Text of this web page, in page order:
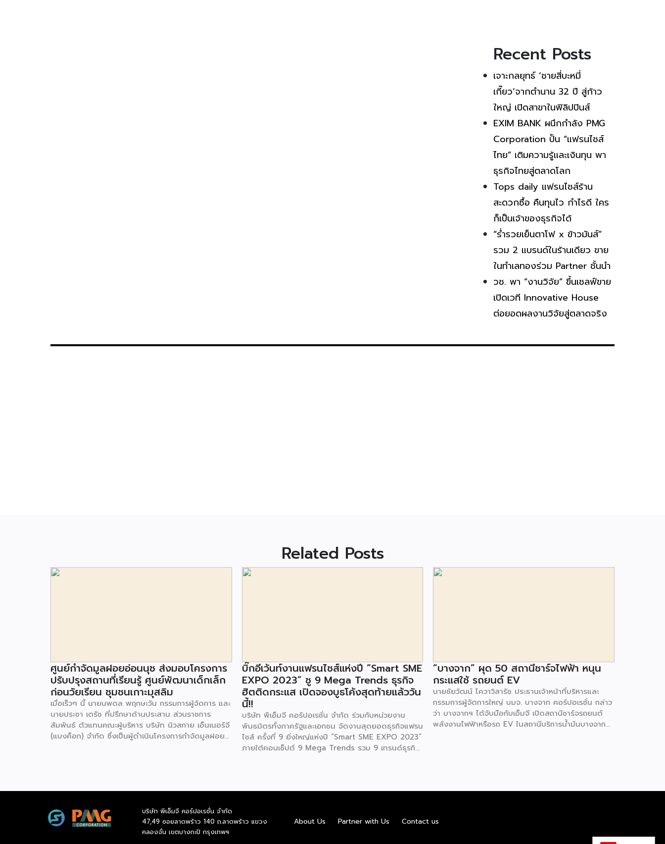
Recent Posts
เจาะกลยุทธ์ ‘ชายสี่บะหมี่
เกี๊ยว’จากตำนาน 32 ปี สู่ก้าว
ใหญ่ เปิดสาขาในฟิลิปปินส์
EXIM BANK ผนึกกำลัง PMG
Corporation ปั้น “แฟรนไชส์
ไทย” เติมความรู้และเงินทุน พา
ธุรกิจไทยสู่ตลาดโลก
Tops daily แฟรนไชส์ร้าน
สะดวกซื้อ คืนทุนไว กำไรดี ใคร
ก็เป็นเจ้าของธุรกิจได้
“ร่ำรวยเย็นตาโฟ x ข้าวมันส์”
รวม 2 แบรนด์ในร้านเดียว ขาย
ในทำเลทองร่วม Partner ชั้นนำ
วช. พา “งานวิจัย” ขึ้นเชลฟ์ขาย
เปิดเวที Innovative House
ต่อยอดผลงานวิจัยสู่ตลาดจริง
Related Posts
ศูนย์กำจัดมูลฝอยอ่อนนุช ส่งมอบโครงการ
ปรับปรุงสถานที่เรียนรู้ ศูนย์พัฒนาเด็กเล็ก
ก่อนวัยเรียน ชุมชนเกาะมุสลิม
เมื่อเร็วๆ นี้ นายนพดล พฤกษะวัน กรรมการผู้จัดการ และ
นายประชา เตรัช ที่ปรึกษาด้านประสาน ส่วนราชการ
สัมพันธ์ ตัวแทนคณะผู้บริหาร บริษัท นิวสกาย เอ็นเนอร์จี
(แบงค็อก) จํากัด ซึ่งเป็นผู้ดำเนินโครงการกำจัดมูลฝอย
ประเวศ เขตประเวศ กรุงเทพมหานคร ทั้งนี้โครงการ
ชุมชนเกาะมุสลิม ตั้งอยู่ในซอยอ่อนนุช 86 ดำเนินการขึ้น
เพื่อเพิ่มพื้นที่การเรียนรู้เพิ่มเติมนอกห้องเรียน และใช้เป็น
สถานที่จัดกิจกรรมของศูนย์เด็กเล็กฯ ตลอดจนใช้เป็น
บิ๊กอีเว้นท์งานแฟรนไชส์แห่งปี “Smart SME
EXPO 2023” ชู 9 Mega Trends ธุรกิจ
ฮิตติดกระแส เปิดจองบูธโค้งสุดท้ายแล้ววัน
นี้!!
บริษัท พีเอ็มจี คอร์ปอเรชั่น จำกัด ร่วมกับหน่วยงาน
พันธมิตรทั้งภาครัฐและเอกชน จัดงานสุดยอดธุรกิจแฟรน
ไชส์ ครั้งที่ 9 ยิ่งใหญ่แห่งปี “Smart SME EXPO 2023”
ภายใต้คอนเซ็ปต์ 9 Mega Trends รวม 9 เทรนด์ธุรกิจ
Health & Wellness Trends, E-Commerce
ระดับร่วม 250 บูธ ในงบลงทุนเริ่มต้นหลักพัน หลักหมื่น
“บางจาก” ผุด 50 สถานีชาร์จไฟฟ้า หนุน
กระแสใช้ รถยนต์ EV
นายชัยวัฒน์ โควาวิสารัช ประธานเจ้าหน้าที่บริหารและ
กรรมการผู้จัดการใหญ่ บมจ. บางจาก คอร์ปอเรชั่น กล่าว
ว่า บางจากฯ ได้จับมือกับเอ็มจี เปิดสถานีชาร์จรถยนต์
พลังงานไฟฟ้าหรือรถ EV ในสถานีบริการน้ำมันบางจาก
จะทำให้สถานีบริการน้ำมันบางจากมีสถานีชาร์จรถ EV ทั้ง
พลังงานไฟฟ้า เพื่อรองรับการเติบโตของตลาดรถยนต์
บริษัท พีเอ็มจี คอร์ปอเรชั่น จำกัด
47,49 ซอยลาดพร้าว 140 ถ.ลาดพร้าว แขวง
คลองจั่น เขตบางกะปิ กรุงเทพฯ
About Us Partner with Us Contact us